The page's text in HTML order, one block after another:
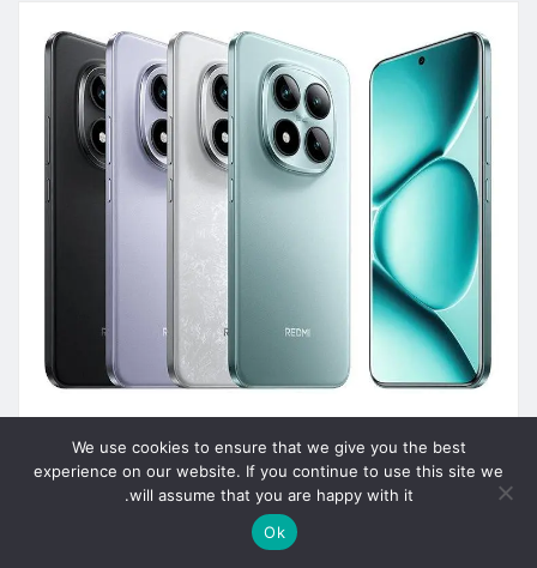
טכנולוגיות סקירות
Redmi Note 15 Pro ו-Pro+ הוכרזו
We use cookies to ensure that we give you the best
experience on our website. If you continue to use this site we
will assume that you are happy with it.
Ok